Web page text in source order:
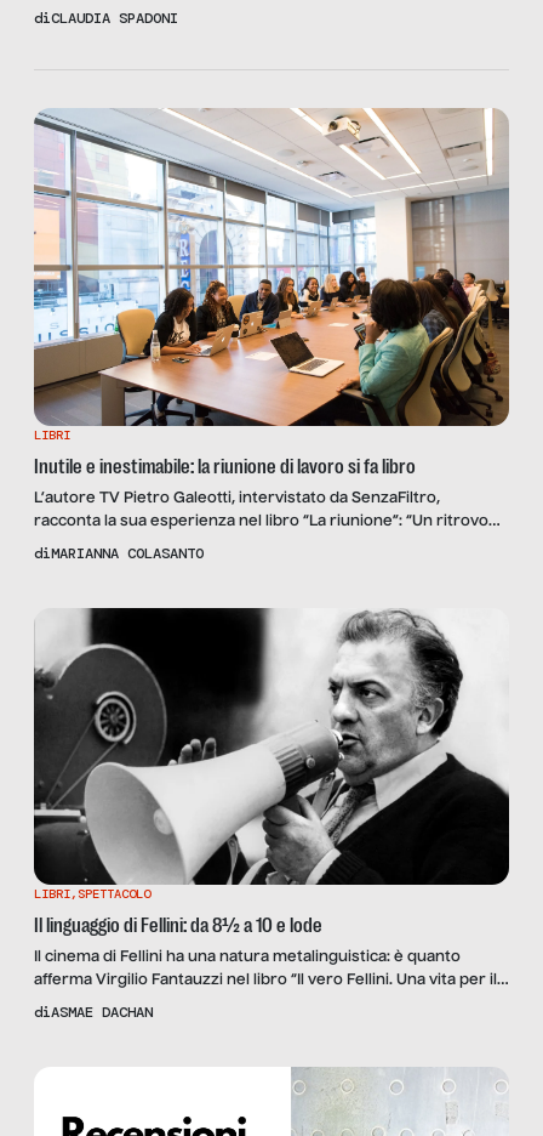
diCLAUDIA SPADONI
LIBRI
Inutile e inestimabile: la riunione di lavoro si fa libro
L’autore TV Pietro Galeotti, intervistato da SenzaFiltro,
racconta la sua esperienza nel libro “La riunione”: “Un ritrovo
insoddisfacente e fondamentale. Così nascono i programmi
diMARIANNA COLASANTO
LIBRI, SPETTACOLO
Il linguaggio di Fellini: da 8½ a 10 e lode
Il cinema di Fellini ha una natura metalinguistica: è quanto
afferma Virgilio Fantauzzi nel libro “Il vero Fellini. Una vita per il
cinema”. Una riflessione sul linguaggio filmico del regista
diASMAE DACHAN